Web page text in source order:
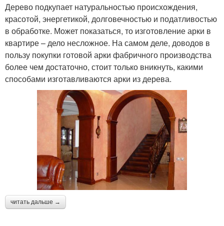
Дерево подкупает натуральностью происхождения,
красотой, энергетикой, долговечностью и податливостью
в обработке. Может показаться, то изготовление арки в
квартире – дело несложное. На самом деле, доводов в
пользу покупки готовой арки фабричного производства
более чем достаточно, стоит только вникнуть, какими
способами изготавливаются арки из дерева.
читать дальше →